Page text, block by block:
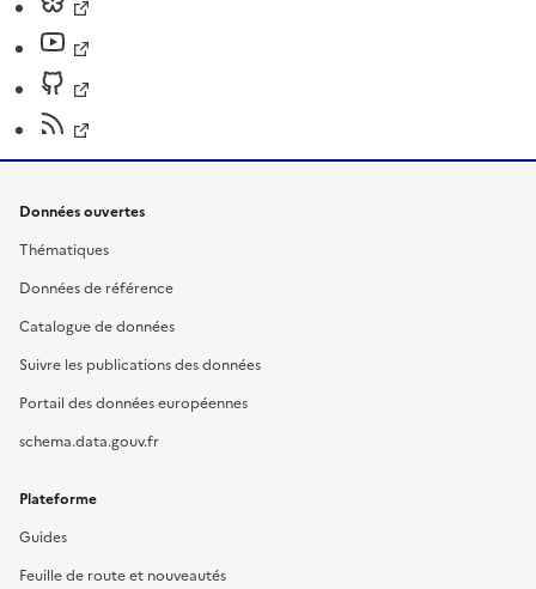
Données ouvertes
Thématiques
Données de référence
Catalogue de données
Suivre les publications des données
Portail des données européennes
schema.data.gouv.fr
Plateforme
Guides
Feuille de route et nouveautés